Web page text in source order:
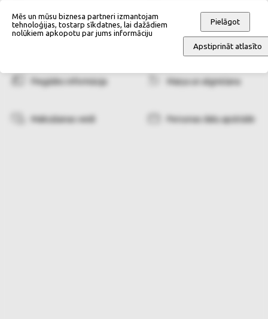
Pasūtīšanas noteikumi
Piegādes informācija Maiņa un atgriešana
Maksāšanas veidi Personas datu apstrāde
Mēs un mūsu biznesa partneri izmantojam
tehnoloģijas, tostarp sīkdatnes, lai dažādiem
nolūkiem apkopotu par jums informāciju
Pielāgot
Apstiprināt atlasīto